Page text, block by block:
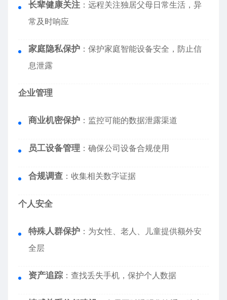
长辈健康关注 ：远程关注独居父母日常生活，异
常及时响应
家庭隐私保护 ：保护家庭智能设备安全，防止信
息泄露
企业管理
商业机密保护 ：监控可能的数据泄露渠道
员工设备管理 ：确保公司设备合规使用
合规调查 ：收集相关数字证据
个人安全
特殊人群保护 ：为女性、老人、儿童提供额外安
全层
资产追踪 ：查找丢失手机，保护个人数据